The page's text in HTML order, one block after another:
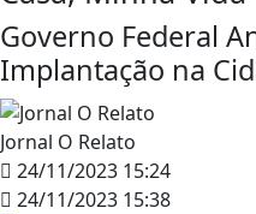
Governo Federal
Implantação na
Jornal O Relato
24/11/2023 15:24
24/11/2023 15:38